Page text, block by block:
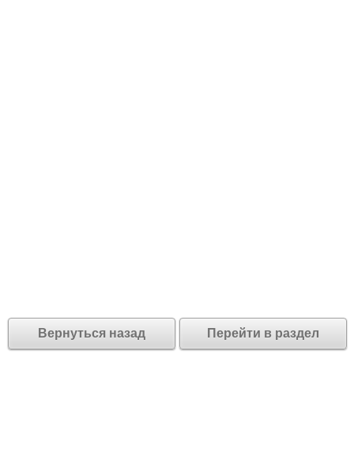
Вернуться назад Перейти в раздел